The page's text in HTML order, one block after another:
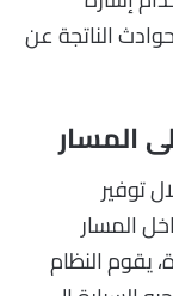
الناتجة عن
المسار
توفير
المسار
يقوم النظام